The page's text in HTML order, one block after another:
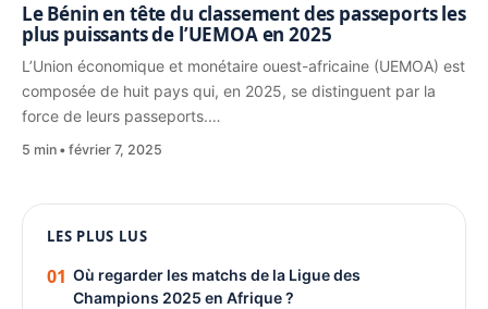
Le Bénin en tête du classement des passeports les
plus puissants de l’UEMOA en 2025
L’Union économique et monétaire ouest-africaine (UEMOA) est
composée de huit pays qui, en 2025, se distinguent par la
force de leurs passeports.…
5 min février 7, 2025
PUBLICITÉ
LES PLUS LUS
01 Où regarder les matchs de la Ligue des
Champions 2025 en Afrique ?